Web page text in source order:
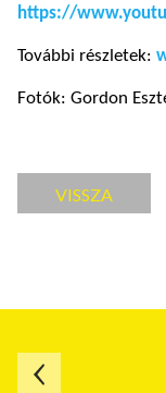
https://
További részletek:
Fotók: Gordon
VISSZA